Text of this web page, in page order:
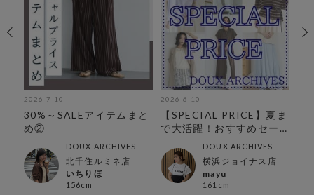
2026-7-10
30%～SALEアイテムまと
め②
DOUX ARCHIVES
北千住ルミネ店
いちりほ
156cm
2026-6-10
【SPECIAL PRICE】夏ま
で大活躍！おすすめセー
ルアイテムDOUX ARCHIVES
横浜ジョイナス店
mayu
161cm